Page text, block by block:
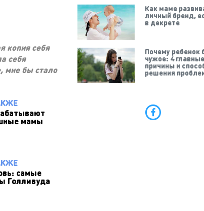
копия себя
себя
мне бы стало
мамы
самые
Голливуда
Как маме
личный бренд,
в декрете
Почему ребенок
чужое: 4 главные
причины и
решения